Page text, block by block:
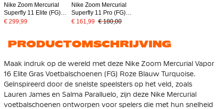
Nike Zoom Mercurial
Superfly 11 Elite (FG)
Gras Voetbalschoenen
€ 299,99
Nike Zoom Mercurial
Superfly 11 Pro (FG)
Gras Voetbalschoenen
€ 161,99 € 180,00
PRODUCTOMSCHRIJVING
Maak indruk op de wereld met deze Nike Zoom Mercurial Vapor
16 Elite Gras Voetbalschoenen (FG) Roze Blauw Turquoise.
Geïnspireerd door de snelste speelsters op het veld, zoals
Lauren James en Salma Paralluelo, zijn deze Nike Mercurial
voetbalschoenen ontworpen voor spelers die met hun snelheid